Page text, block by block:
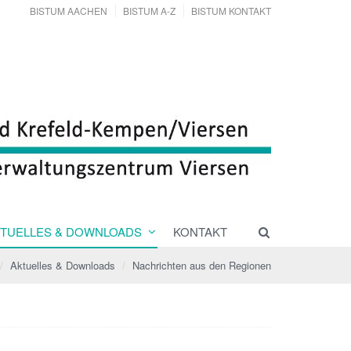
BISTUM AACHEN BISTUM A-Z BISTUM KONTAKT
& DOWNLOADS KONTAKT
Aktuelles & Downloads Nachrichten aus den Regionen